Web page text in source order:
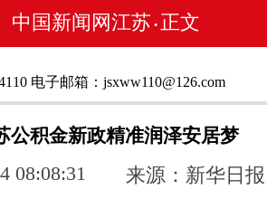
中国新闻网江苏 • 正文
电子邮箱：jsxww110@126.com
公积金新政精准润泽安居梦
08:08:31 来源：新华日报